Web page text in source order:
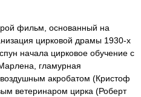
фильм, основанный на
цирковой драмы 1930-х
начала цирковое обучение с
гламурная
акробатом (Кристоф
ветеринаром цирка (Роберт